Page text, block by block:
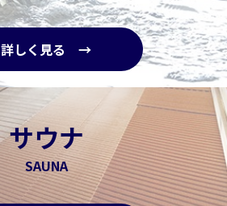
詳しく見る →
サウナ
SAUNA